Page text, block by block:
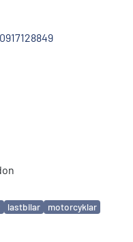
lastbilar
motorcyklar